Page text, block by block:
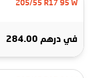
205/55 R17 95 W
في درهم 284.00